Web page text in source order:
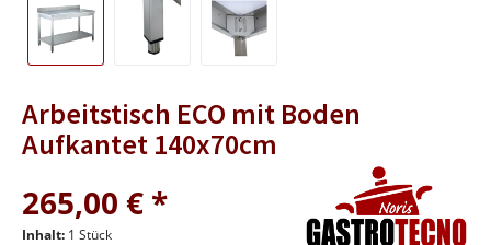
Arbeitstisch ECO mit Boden
Aufkantet 140x70cm
265,00 € *
Inhalt: 1 Stück